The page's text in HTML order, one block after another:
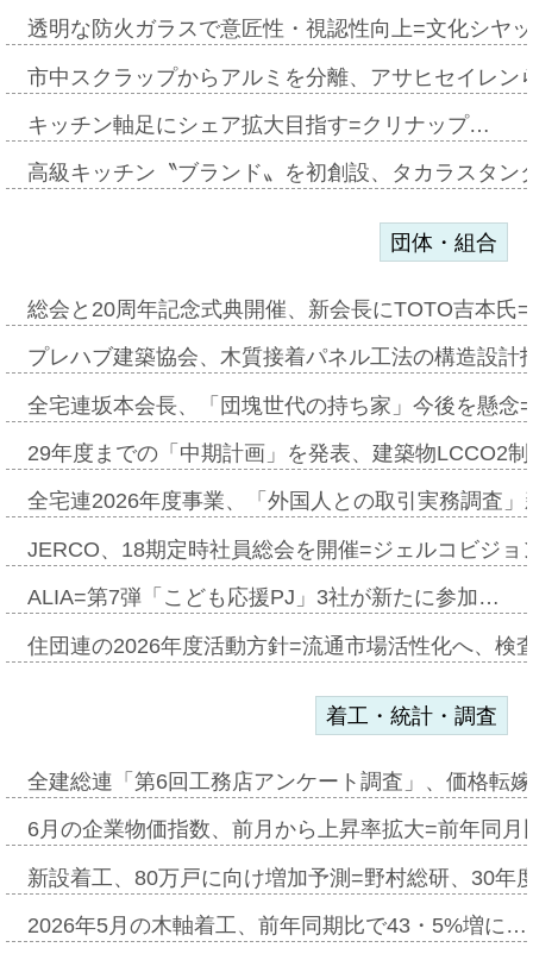
透明な防火ガラスで意匠性・視認性向上=文化シヤ
市中スクラップからアルミを分離、アサヒセイレ
キッチン軸足にシェア拡大目指す=クリナップ…
高級キッチン〝ブランド〟を初創設、タカラスタ
団体・組合
総会と20周年記念式典開催、新会長にTOTO吉本氏
プレハブ建築協会、木質接着パネル工法の構造設
全宅連坂本会長、「団塊世代の持ち家」今後を懸
29年度までの「中期計画」を発表、建築物LCCO2
全宅連2026年度事業、「外国人との取引実務調査
JERCO、18期定時社員総会を開催=ジェルコビジ
ALIA=第7弾「こども応援PJ」3社が新たに参加…
住団連の2026年度活動方針=流通市場活性化へ、検
着工・統計・調査
全建総連「第6回工務店アンケート調査」、価格転
6月の企業物価指数、前月から上昇率拡大=前年同
新設着工、80万戸に向け増加予測=野村総研、30年
2026年5月の木軸着工、前年同期比で43・5%増に…